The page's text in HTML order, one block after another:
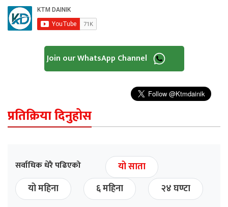
Join our WhatsApp Channel
प्रतिक्रिया दिनुहोस
सर्वाधिक धेरै पढिएको
यो साता
यो महिना
६ महिना २४ घण्टा